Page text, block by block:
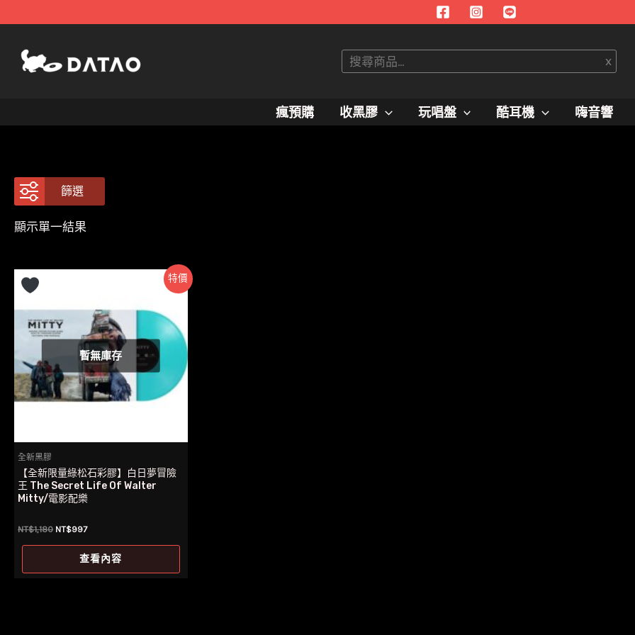
搜
x
瘋預購 收黑膠 玩唱盤 酷耳機 嗨音響
篩選
顯示單一結果
特價
暫無庫存
全新黑膠
【全新限量綠松石彩膠】白日夢冒險
王 The Secret Life Of Walter
Mitty/電影配樂
NT$1,180 原
NT$1,180。
NT$997目
價
格：
NT$997。
查看內容